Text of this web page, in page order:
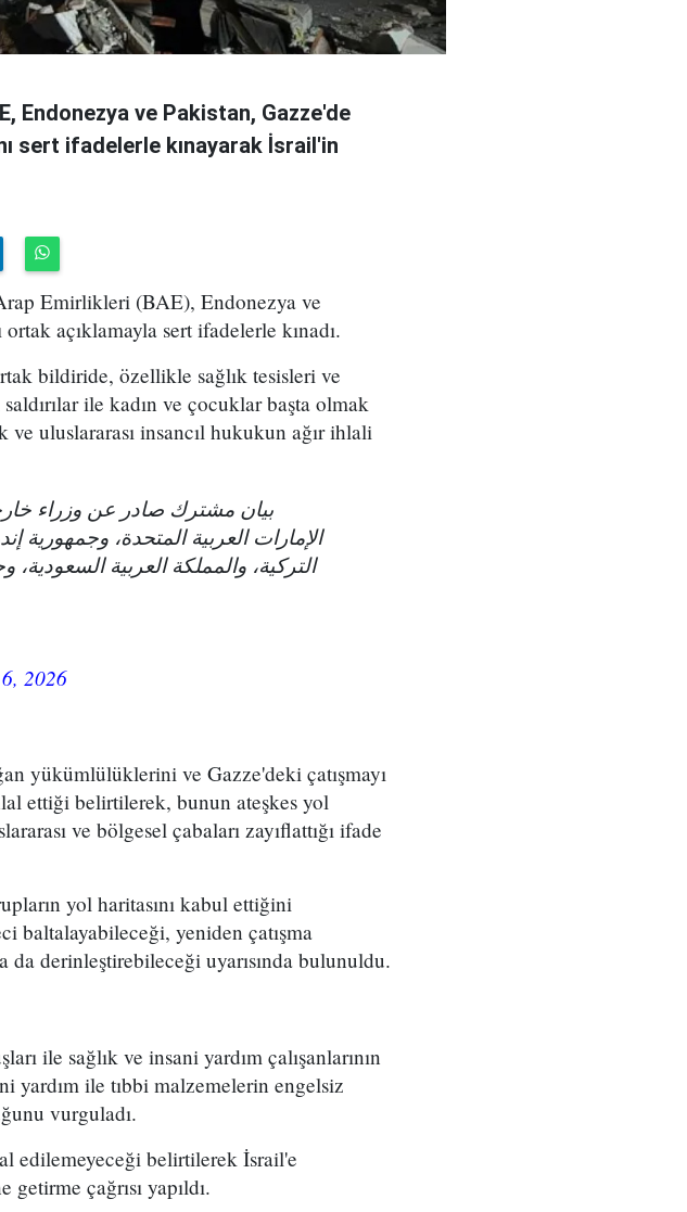
Endonezya ve Pakistan, Gazze'de
sert ifadelerle kınayarak İsrail'in
Emirlikleri (BAE), Endonezya ve
açıklamayla sert ifadelerle kınadı.
bildiride, özellikle sağlık tesisleri ve
ile kadın ve çocuklar başta olmak
uluslararası insancıl hukukun ağır ihlali
بيان مشترك صادر عن وزراء
الإمارات العربية المتحدة، وجمهورية
التركية، والمملكة العربية السعودية،
2026
yükümlülüklerini ve Gazze'deki çatışmayı
ettiği belirtilerek, bunun ateşkes yol
ve bölgesel çabaları zayıflattığı ifade
yol haritasını kabul ettiğini
baltalayabileceği, yeniden çatışma
derinleştirebileceği uyarısında bulunuldu.
ile sağlık ve insani yardım çalışanlarının
yardım ile tıbbi malzemelerin engelsiz
vurguladı.
edilemeyeceği belirtilerek İsrail'e
çağrısı yapıldı.